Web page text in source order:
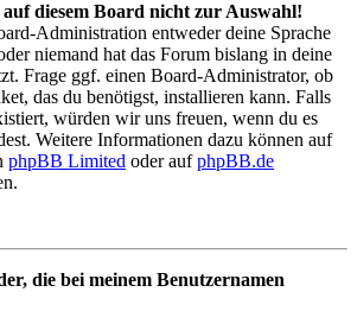
diesem Board nicht zur Auswahl!
Administration entweder deine Sprache
niemand hat das Forum bislang in deine
Frage ggf. einen Board-Administrator, ob
das du benötigst, installieren kann. Falls
würden wir uns freuen, wenn du es
Weitere Informationen dazu können auf
phpBB Limited oder aufphpBB.de
die bei meinem Benutzernamen